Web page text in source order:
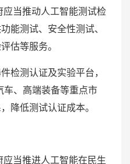
当推动人工智能测试检
能测试、安全性测试、
估等服务。
测认证及实验平台，
车、高端装备等重点市
降低测试认证成本。
当推进人工智能在民生